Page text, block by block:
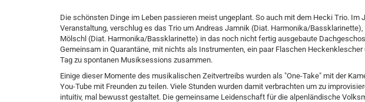
Die schönsten Dinge im Leben passieren meist ungeplant. So auch mit dem Hecki Trio. Im
Veranstaltung, verschlug es das Trio um Andreas Jamnik (Diat. Harmonika/
Mölschl (Diat. Harmonika/Bassklarinette) in das noch nicht fertig ausgebaute
Gemeinsam in Quarantäne, mit nichts als Instrumenten, ein paar Flaschen
Tag zu spontanen Musiksessions zusammen.
Einige dieser Momente des musikalischen Zeitvertreibs wurden als "One-Take" mit der
You-Tube mit Freunden zu teilen. Viele Stunden wurden damit verbrachten um zu
intuitiv, mal bewusst gestaltet. Die gemeinsame Leidenschaft für die alpenländische